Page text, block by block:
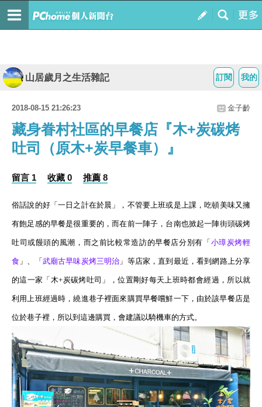
我的
訂閱
山居歲月之生活雜記
2018-08-15 21:26:23 金子齡
藏身眷村社區的早餐店『木+炭碳烤
吐司（原木+炭早餐車）』
留言 1 收藏 0 推薦 8
俗話說的好「一日之計在於晨」， 不管要上班或是上課，吃頓美味又擁
有飽足感的早餐是很重要的，而在前一陣子，台南也掀起一陣街頭碳烤
吐司或饅頭的風潮，而之前比較常造訪的早餐店分別有「 小璋炭烤輕
食 」、「 武廟古早味炭烤三明治 」等店家，直到最近，看到網路上分享
的這一家「木+炭碳烤吐司」，位置剛好每天上班時都會經過，所以就
利用上班經過時，繞進巷子裡面來購買早餐嚐鮮一下，由於該早餐店是
位於巷子裡，所以到這邊購買，會建議以騎機車的方式。